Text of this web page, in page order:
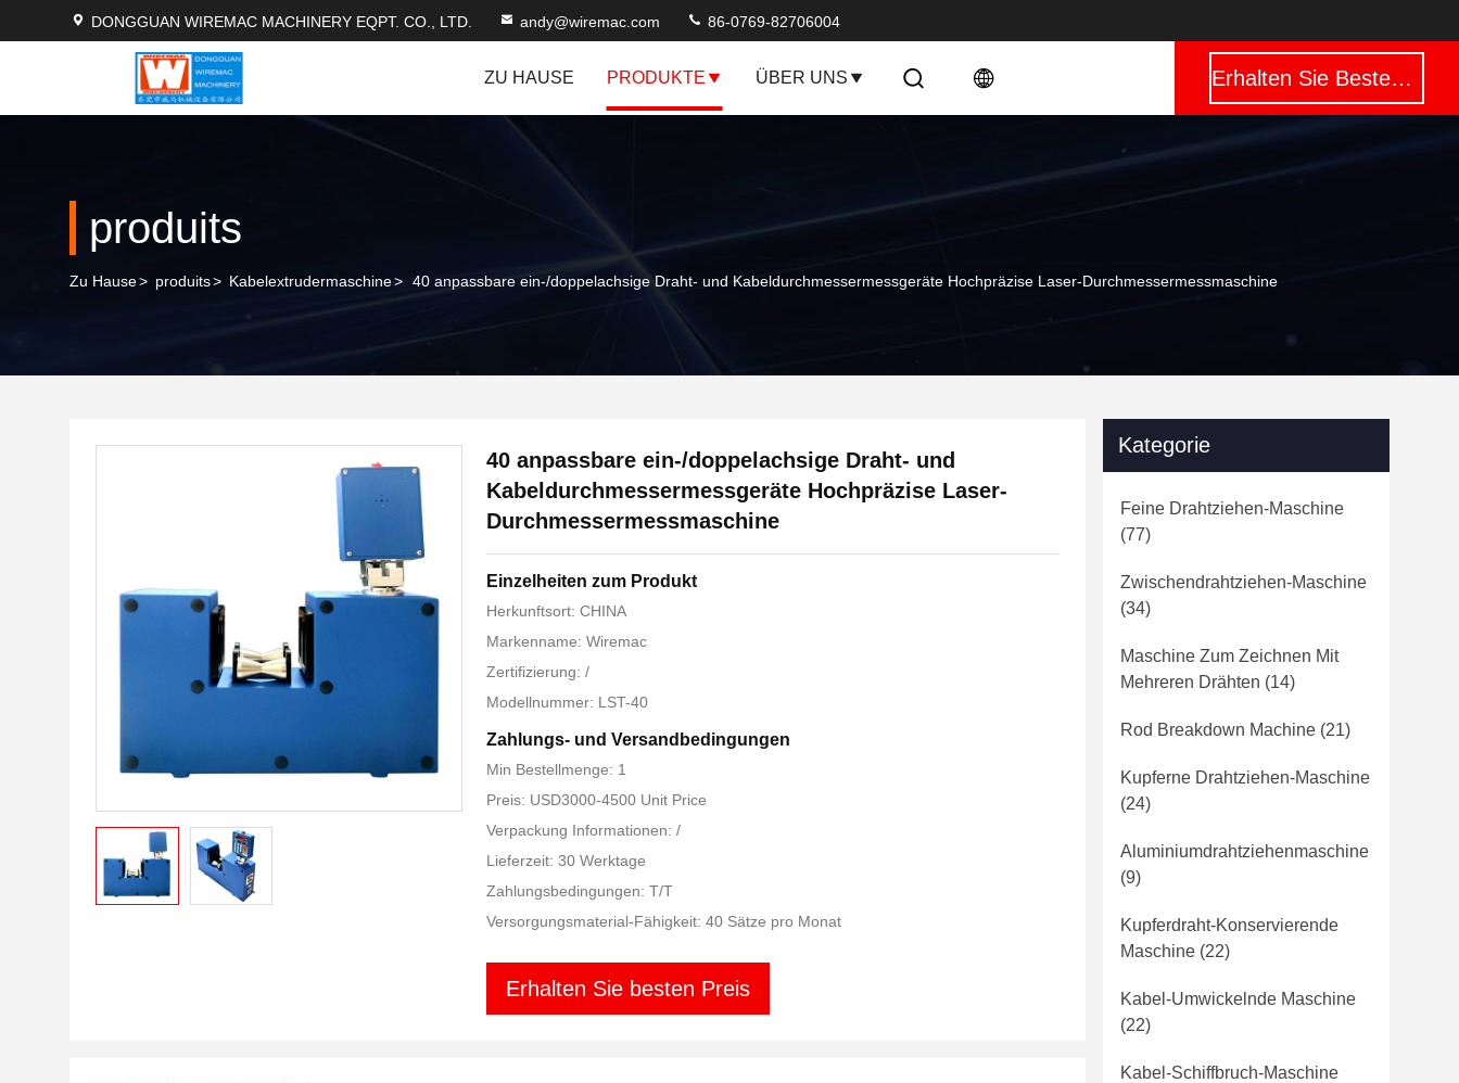
DONGGUAN WIREMAC MACHINERY EQPT. CO., LTD. andy@wiremac.com 86-0769-82706004
ZU HAUSE PRODUKTE ÜBER UNS Erhalten Sie Besten Preis
produits
Zu Hause> produits> Kabelextrudermaschine> 40 anpassbare ein-/doppelachsige Draht- und Kabeldurchmessermessgeräte Hochpräzise Laser-Durchmessermessmaschine
40 anpassbare ein-/doppelachsige Draht- und
Kabeldurchmessermessgeräte Hochpräzise Laser-
Durchmessermessmaschine
Einzelheiten zum Produkt
Herkunftsort: CHINA
Markenname: Wiremac
Zertifizierung: /
Modellnummer: LST-40
Zahlungs- und Versandbedingungen
Min Bestellmenge: 1
Preis: USD3000-4500 Unit Price
Verpackung Informationen: /
Lieferzeit: 30 Werktage
Zahlungsbedingungen: T/T
Versorgungsmaterial-Fähigkeit: 40 Sätze pro Monat
Erhalten Sie besten Preis
Kategorie
Feine Drahtziehen-Maschine
(77)
Zwischendrahtziehen-Maschine
(34)
Maschine Zum Zeichnen Mit
Mehreren Drähten (14)
Rod Breakdown Machine (21)
Kupferne Drahtziehen-Maschine
(24)
Aluminiumdrahtziehenmaschine
(9)
Kupferdraht-Konservierende
Maschine (22)
Kabel-Umwickelnde Maschine
(22)
Kabel-Schiffbruch-Maschine